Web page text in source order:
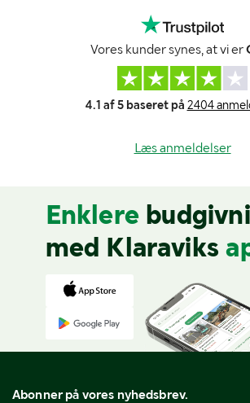
Vores kunder synes, at vi er
4.1 af 5 baseret på 2404
Læs anmeldelser
Enklere
med Klaraviks
Abonner på vores nyhedsbrev.